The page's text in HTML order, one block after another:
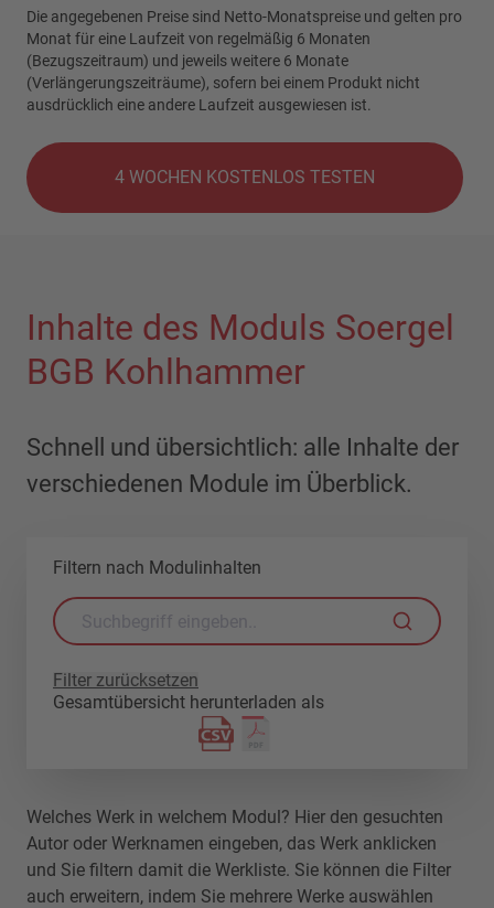
Die angegebenen Preise sind Netto-Monatspreise und gelten pro
Monat für eine Laufzeit von regelmäßig 6 Monaten
(Bezugszeitraum) und jeweils weitere 6 Monate
(Verlängerungszeiträume), sofern bei einem Produkt nicht
ausdrücklich eine andere Laufzeit ausgewiesen ist.
4 WOCHEN KOSTENLOS TESTEN
Inhalte des Moduls Soergel
BGB Kohlhammer
Schnell und übersichtlich: alle Inhalte der
verschiedenen Module im Überblick.
Filtern nach Modulinhalten
Filter zurücksetzen
Gesamtübersicht herunterladen als
Welches Werk in welchem Modul? Hier den gesuchten
Autor oder Werknamen eingeben, das Werk anklicken
und Sie filtern damit die Werkliste. Sie können die Filter
auch erweitern, indem Sie mehrere Werke auswählen